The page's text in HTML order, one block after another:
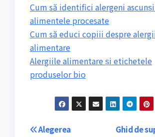
Cum să identifici alergeni
alimentele procesate
Cum să educi copiii despre
alimentare
Alergiile alimentare și etichetele
produselor bio
Navigare
Ghid de
Alegerea